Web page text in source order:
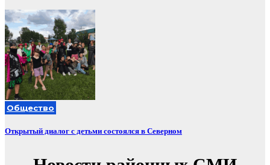
Общество
Открытый диалог с детьми состоялся в Северном